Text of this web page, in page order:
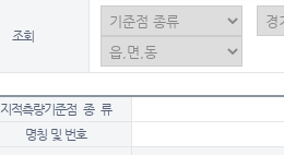
조회
지적측량기준점 종 류
명칭 및 번호